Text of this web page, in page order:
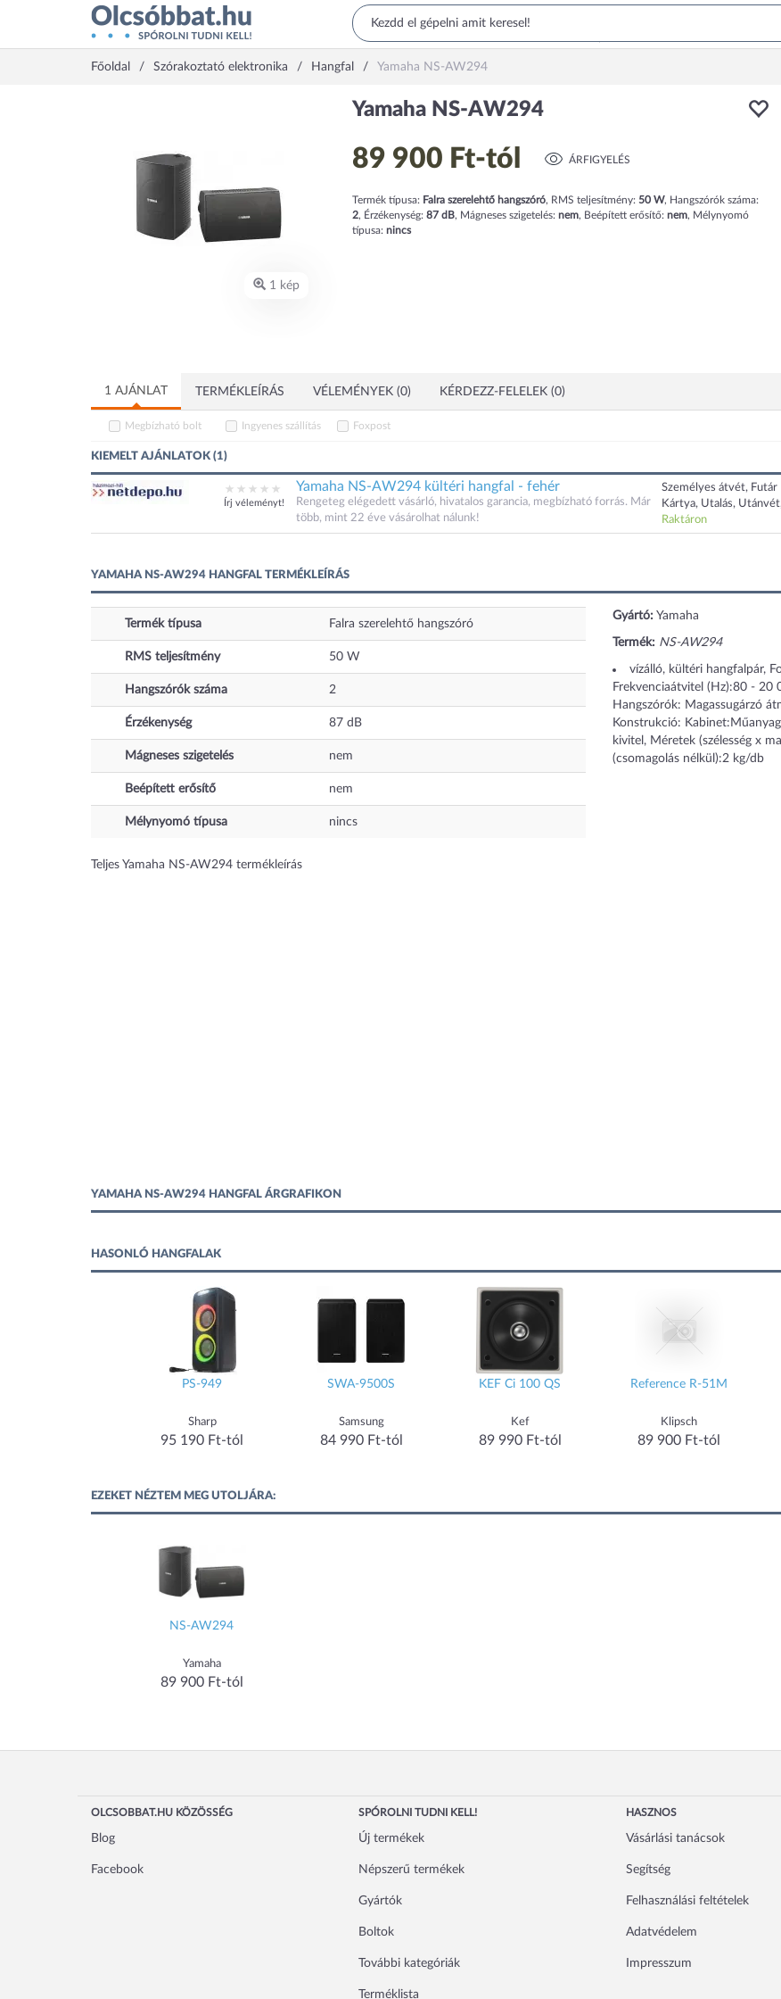
Főoldal Szórakoztató elektronika Hangfal Yamaha NS-AW294
1 kép
Yamaha NS-AW294
89 900 Ft-tól ÁRFIGYELÉS
Termék típusa: Falra szerelehtő hangszóró, RMS teljesítmény: 50 W, Hangszórók száma:
2, Érzékenység: 87 dB, Mágneses szigetelés: nem, Beépített erősítő: nem, Mélynyomó
típusa: nincs
1 AJÁNLAT TERMÉKLEÍRÁS VÉLEMÉNYEK (0) KÉRDEZZ-FELELEK (0)
Megbízható bolt Ingyenes szállítás Foxpost
KIEMELT AJÁNLATOK (1)
Írj véleményt!
Yamaha NS-AW294 kültéri hangfal - fehér
Rengeteg elégedett vásárló, hivatalos garancia, megbízható forrás. Már
több, mint 22 éve vásárolhat nálunk!
Személyes átvét, Futár
Kártya, Utalás,
Raktáron
YAMAHA NS-AW294 HANGFAL TERMÉKLEÍRÁS
Termék típusa Falra szerelehtő hangszóró
RMS teljesítmény 50 W
Hangszórók száma 2
Érzékenység 87 dB
Mágneses szigetelés nem
Beépített erősítő nem
Mélynyomó típusa nincs
Gyártó: Yamaha
Termék: NS-AW294
vízálló, kültéri hangfalpár,
Frekvenciaátvitel (Hz):80 - 20
Hangszórók: Magassugárzó
Konstrukció:
kivitel, Méretek (szélesség x
(csomagolás nélkül):2 kg/db
Teljes Yamaha NS-AW294 termékleírás
YAMAHA NS-AW294 HANGFAL ÁRGRAFIKON
HASONLÓ HANGFALAK
PS-949
Sharp
95 190 Ft-tól
SWA-9500S
Samsung
84 990 Ft-tól
KEF Ci 100 QS
Kef
89 990 Ft-tól
Reference R-51M
Klipsch
89 900 Ft-tól
EZEKET NÉZTEM MEG UTOLJÁRA:
NS-AW294
Yamaha
89 900 Ft-tól
OLCSOBBAT.HU KÖZÖSSÉG
Blog
Facebook
SPÓROLNI TUDNI KELL!
Új termékek
Népszerű termékek
Gyártók
Boltok
További kategóriák
Terméklista
HASZNOS
Vásárlási tanácsok
Segítség
Felhasználási feltételek
Adatvédelem
Impresszum